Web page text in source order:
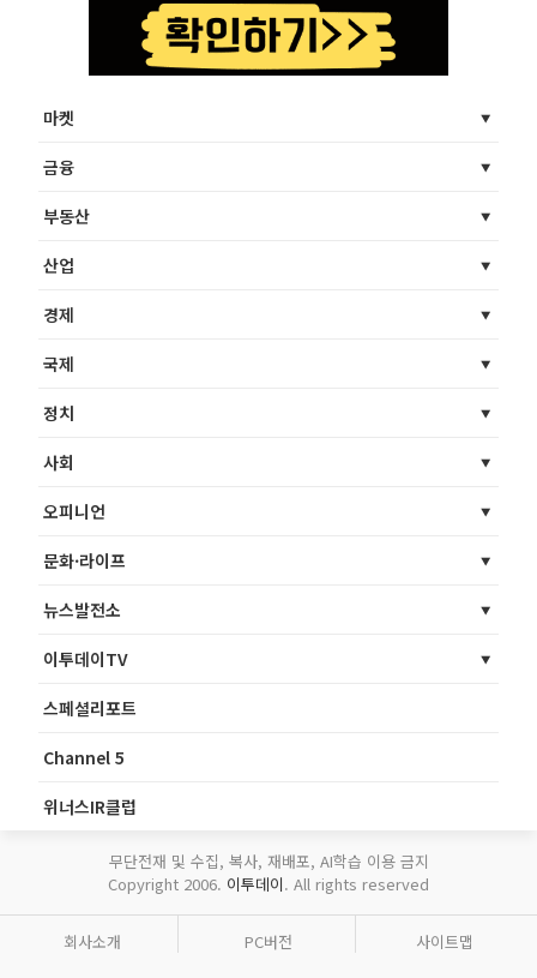
마켓
금융
부동산
산업
경제
국제
정치
사회
오피니언
문화·라이프
뉴스발전소
이투데이TV
스페셜리포트
Channel 5
위너스IR클럽
무단전재 및 수집, 복사, 재배포, AI학습 이용 금지
Copyright 2006. 이투데이. All rights reserved
회사소개 PC버전 사이트맵